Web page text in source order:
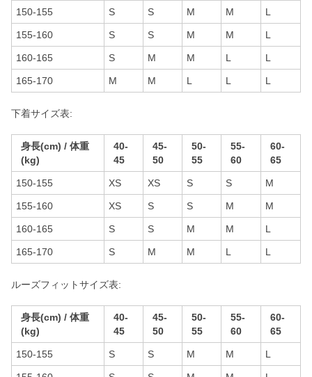
150-155 S S M M L
155-160 S S M M L
160-165 S M M L L
165-170 M M L L L
下着サイズ表:
身長(cm) / 体重
(kg)
40-
45
45-
50
50-
55
55-
60
60-
65
150-155 XS XS S S M
155-160 XS S S M M
160-165 S S M M L
165-170 S M M L L
ルーズフィットサイズ表:
身長(cm) / 体重
(kg)
40-
45
45-
50
50-
55
55-
60
60-
65
150-155 S S M M L